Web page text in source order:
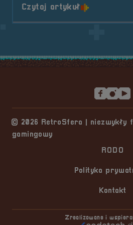
Czytaj artykuło tytule
© 2026 RetroSfera | niezwykły
gamingowy
RODO
Polityka
Kontakt
Zrealizowane i